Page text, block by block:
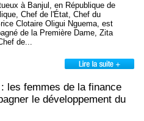
à Banjul, en République de
Chef de l'État, Chef du
Clotaire Oligui Nguema, est
de la Première Dame, Zita
de...
les femmes de la finance
le développement du